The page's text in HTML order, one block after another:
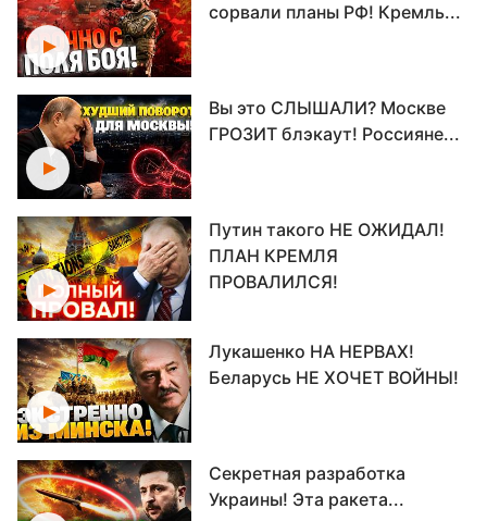
сорвали планы РФ! Кремль...
Вы это СЛЫШАЛИ? Москве
ГРОЗИТ блэкаут! Россияне...
Путин такого НЕ ОЖИДАЛ!
ПЛАН КРЕМЛЯ
ПРОВАЛИЛСЯ!
Лукашенко НА НЕРВАХ!
Беларусь НЕ ХОЧЕТ ВОЙНЫ!
Секретная разработка
Украины! Эта ракета...